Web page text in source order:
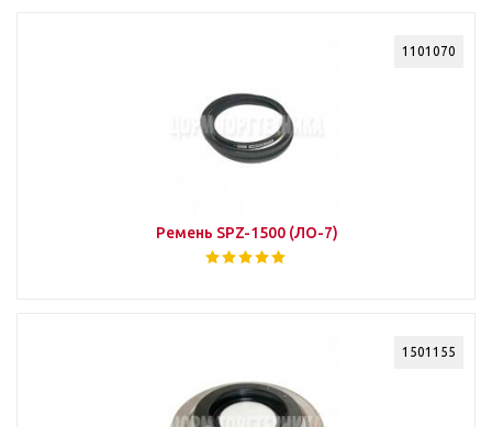
1101070
Ремень SРZ-1500 (ЛО-7)
1501155